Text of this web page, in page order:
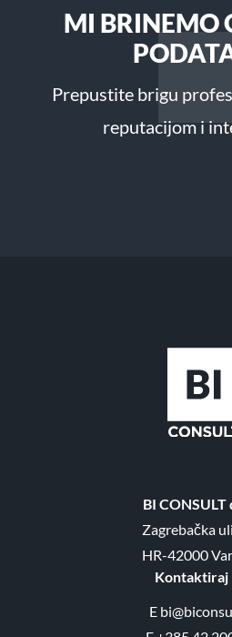
MI BRINEMO
Prepustite brigu
reputacijom i
BI CONSULT
Zagrebačka
HR-42000
Kontaktiraj
E